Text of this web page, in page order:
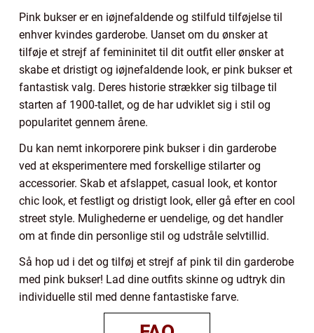
Pink bukser er en iøjnefaldende og stilfuld tilføjelse til
enhver kvindes garderobe. Uanset om du ønsker at
tilføje et strejf af femininitet til dit outfit eller ønsker at
skabe et dristigt og iøjnefaldende look, er pink bukser et
fantastisk valg. Deres historie strækker sig tilbage til
starten af 1900-tallet, og de har udviklet sig i stil og
popularitet gennem årene.
Du kan nemt inkorporere pink bukser i din garderobe
ved at eksperimentere med forskellige stilarter og
accessorier. Skab et afslappet, casual look, et kontor
chic look, et festligt og dristigt look, eller gå efter en cool
street style. Mulighederne er uendelige, og det handler
om at finde din personlige stil og udstråle selvtillid.
Så hop ud i det og tilføj et strejf af pink til din garderobe
med pink bukser! Lad dine outfits skinne og udtryk din
individuelle stil med denne fantastiske farve.